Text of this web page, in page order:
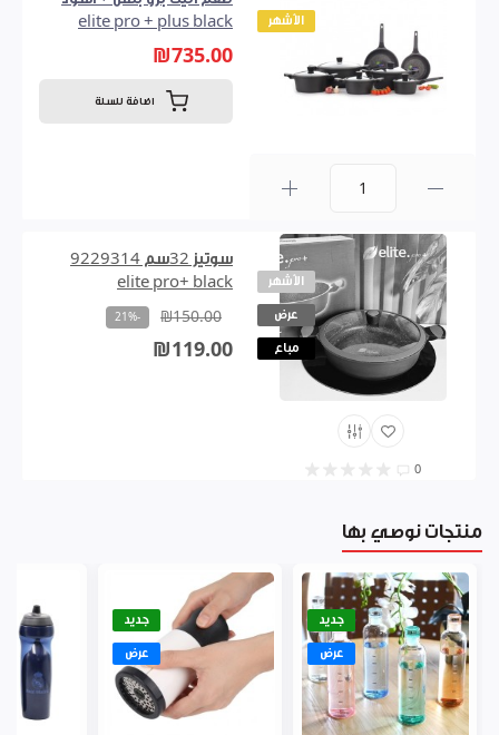
الأشهر
elite pro + plus black
₪735.00
اضافة للسلة
الأشهر
عرض
مباع
0
سوتيز 32سم 9229314
elite pro+ black
₪150.00
-21%
₪119.00
منتجات نوصي بها
جديد
عرض
جديد
عرض